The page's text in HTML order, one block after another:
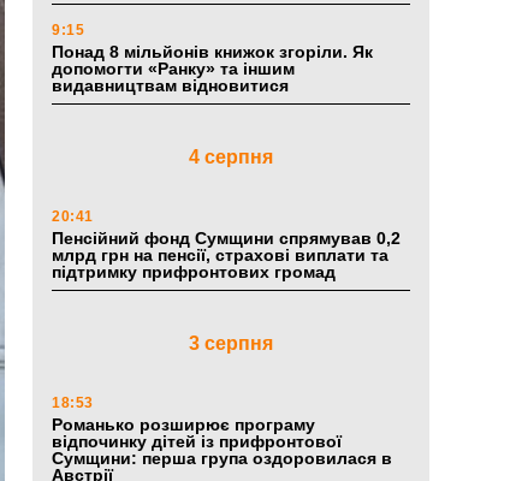
9:15
Понад 8 мільйонів книжок згоріли. Як
допомогти «Ранку» та іншим
видавництвам відновитися
4 серпня
20:41
Пенсійний фонд Сумщини спрямував 0,2
млрд грн на пенсії, страхові виплати та
підтримку прифронтових громад
3 серпня
18:53
Романько розширює програму
відпочинку дітей із прифронтової
Сумщини: перша група оздоровилася в
Австрії